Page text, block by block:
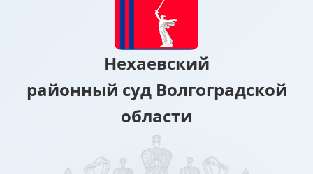
Нехаевский
районный суд Волгоградской
области